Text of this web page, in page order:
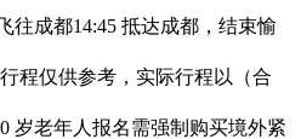
往成都14:45 抵达成都，结束愉
程仅供参考，实际行程以（合
岁老年人报名需强制购买境外紧